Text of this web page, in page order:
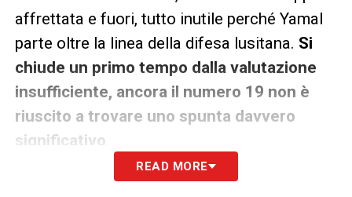
affrettata e fuori, tutto inutile perché Yamal
parte oltre la linea della difesa lusitana. Si
chiude un primo tempo dalla valutazione
insufficiente, ancora il numero 19 non è
riuscito a trovare uno spunta davvero
significativo
SECONDO TEMPO
READ MORE